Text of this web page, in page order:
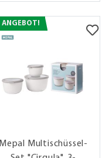
ANGEBOT!
Mepal Multischüssel-